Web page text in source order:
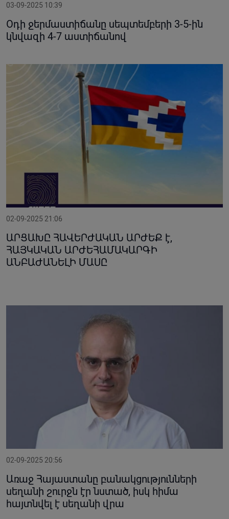
03-09-2025 10:39
Օդի ջերմաստիճանը սեպտեմբերի 3-5-ին
կնվազի 4-7 աստիճանով
02-09-2025 21:06
ԱՐՑԱԽԸ ՀԱՎԵՐԺԱԿԱՆ ԱՐԺԵՔ է,
ՀԱՅԿԱԿԱՆ ԱՐԺԵՀԱՄԱԿԱՐԳԻ
ԱՆԲԱԺԱՆԵԼԻ ՄԱՍԸ
02-09-2025 20:56
Առաջ Հայաստանը բանակցությունների
սեղանի շուրջն էր նստած, իսկ հիմա
հայտնվել է սեղանի վրա